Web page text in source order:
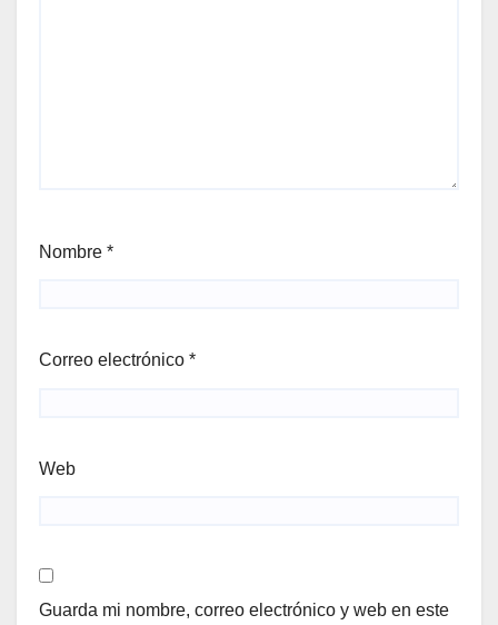
Nombre *
Correo electrónico *
Web
Guarda mi nombre, correo electrónico y web en este